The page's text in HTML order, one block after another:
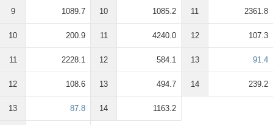
9 1089.7
10 200.9
11 2228.1
12 108.6
13 87.8
10 1085.2
11 4240.0
12 584.1
13 494.7
14 1163.2
11 2361.8
12 107.3
13 91.4
14 239.2